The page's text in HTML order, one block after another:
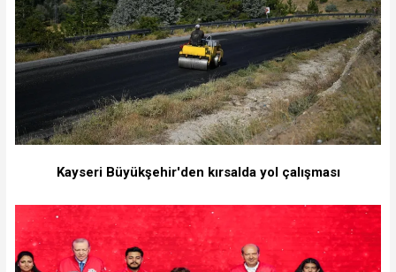
Kayseri Büyükşehir'den kırsalda yol çalışması